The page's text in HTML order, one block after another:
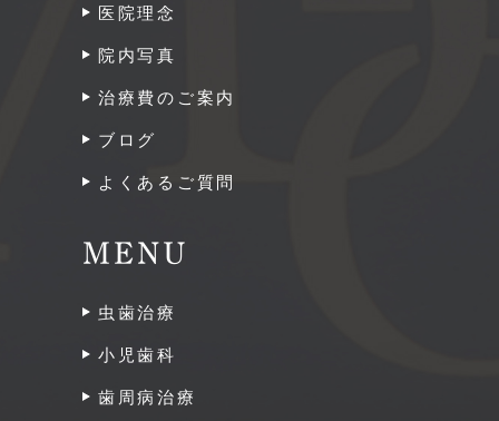
医院理念
院内写真
治療費のご案内
ブログ
よくあるご質問
MENU
虫歯治療
小児歯科
歯周病治療